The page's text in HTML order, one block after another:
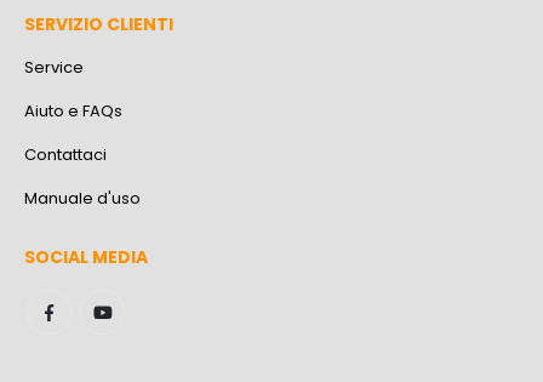
SERVIZIO CLIENTI
Service
Aiuto e FAQs
Contattaci
Manuale d'uso
SOCIAL MEDIA